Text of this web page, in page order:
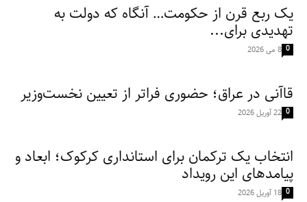
یک ربع قرن از حکومت… آنگاه که دولت به
تهدیدی برای...
8 می 2026 0
قاآنی در عراق؛ حضوری فراتر از تعیین نخست‌وزیر
22 آوریل 2026 0
انتخاب یک ترکمان برای استانداری کرکوک؛ ابعاد و
پیامدهای این رویداد
18 آوریل 2026 0